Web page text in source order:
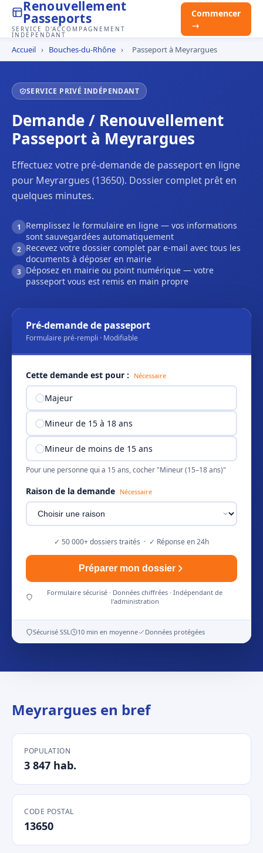
Renouvellement
Passeports
SERVICE D'ACCOMPAGNEMENT
INDÉPENDANT
Commencer
→
Accueil › Bouches-du-Rhône › Passeport à Meyrargues
SERVICE PRIVÉ INDÉPENDANT
Demande / Renouvellement
Passeport à Meyrargues
Effectuez votre pré-demande de passeport en ligne
pour Meyrargues (13650). Dossier complet prêt en
quelques minutes.
1
Remplissez le formulaire en ligne — vos informations
sont sauvegardées automatiquement
2 Recevez votre dossier complet par e-mail avec tous les
documents à déposer en mairie
3 Déposez en mairie ou point numérique — votre
passeport vous est remis en main propre
Pré-demande de passeport
Formulaire pré-rempli · Modifiable
Cette demande est pour : Nécessaire
Majeur
Mineur de 15 à 18 ans
Mineur de moins de 15 ans
Pour une personne qui a 15 ans, cocher "Mineur (15–18 ans)"
Raison de la demande Nécessaire
✓ 50 000+ dossiers traités · ✓ Réponse en 24h
Préparer mon dossier
Formulaire sécurisé · Données chiffrées · Indépendant de
l'administration
Sécurisé SSL 10 min en moyenne Données protégées
Meyrargues en bref
POPULATION
3 847 hab.
CODE POSTAL
13650